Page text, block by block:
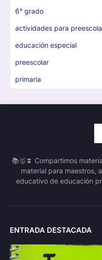
6° grado
actividades para
educación especial
preescolar
primaria
📚🥇⏬ Compartimos
material para maestros,
educativo de educación
ENTRADA DESTACADA